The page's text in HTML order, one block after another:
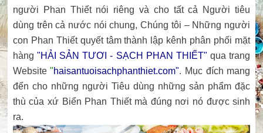
người Phan Thiết nói riêng và cho tất cả Người tiêu
dùng trên cả nước nói chung, Chúng tôi – Những người
con Phan Thiết quyết tâm thành lập kênh phân phối mặt
hàng "HẢI SẢN TƯƠI - SẠCH PHAN THIẾT" qua trang
Website"haisantuoisachphanthiet.com". Mục đích mang
đến cho những người Tiêu dùng những sản phẩm đặc
thù của xứ Biển Phan Thiết mà đúng nơi nó được sinh
ra.